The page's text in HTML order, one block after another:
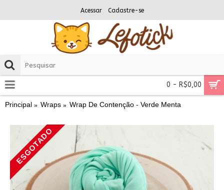
Acessar Cadastre-se
0 - R$0,00
Principal Wraps Wrap De Contenção - Verde Menta
ESGOTADO